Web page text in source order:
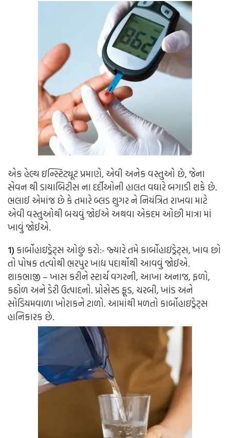
એક હેલ્થ ઇન્સ્ટિટ્યૂટ પ્રમાણે, એવી અનેક વસ્તુઓ છે, જેના
સેવન થી ડાયાબિટીસ ના દર્દીઓની હાલત વઘારે બગાડી શકે છે.
ભલાઈ એમાંજ છે કે તમારે બ્લડ શુગર ને નિયંત્રિત રાખવા માટે
એવી વસ્તુઓથી બચવું જોઈએ અથવા એકદમ ઓછી માત્રા માં
ખાવું જોઈએ.
1)કાર્બોહાઇડ્રેટ્સ ઓછું કરો:-જ્યારે તમે કાર્બોહાઇડ્રેટ્સ, ખાવ છો
તો પોષક તત્વોથી ભરપુર ખાદ્ય પદાર્થોથી આવવું જોઈએ.
શાકભાજી – ખાસ કરીને સ્ટાર્ચ વગરની, આખા અનાજ, ફળો,
કઠોળ અને ડેરી ઉત્પાદનો. પ્રોસેસ્ડ ફૂડ, ચરબી, ખાંડ અને
સોડિયમવાળા ખોરાકને ટાળો. આમાંથી મળતો કાર્બોહાઇડ્રેટ્સ
હાનિકારક છે.